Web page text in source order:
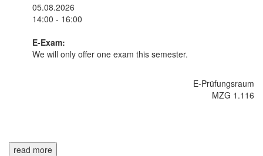
05.08.2026
14:00 - 16:00
E-Exam:
We will only offer one exam this semester.
E-Prüfungsraum
MZG 1.116
read more